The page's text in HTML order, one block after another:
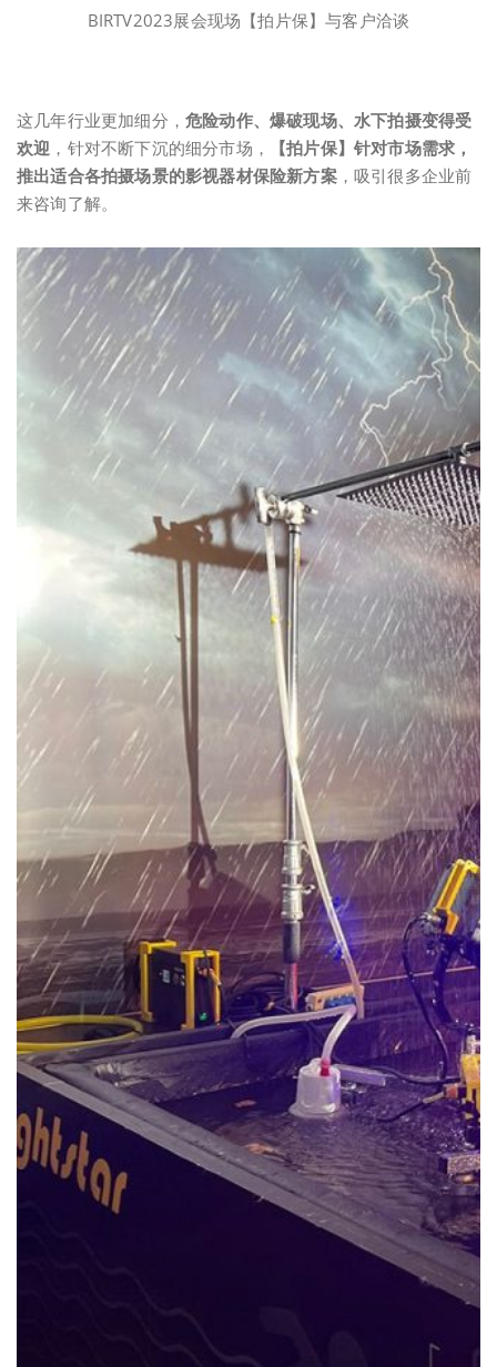
BIRTV2023展会现场【拍片保】与客户洽谈
这几年行业更加细分， 危险动作、爆破现场、水下拍摄变得受
欢迎 ，针对不断下沉的细分市场， 【拍片保】针对市场需求，
推出适合各拍摄场景的影视器材保险新方案，吸引很多企业前
来咨询了解。